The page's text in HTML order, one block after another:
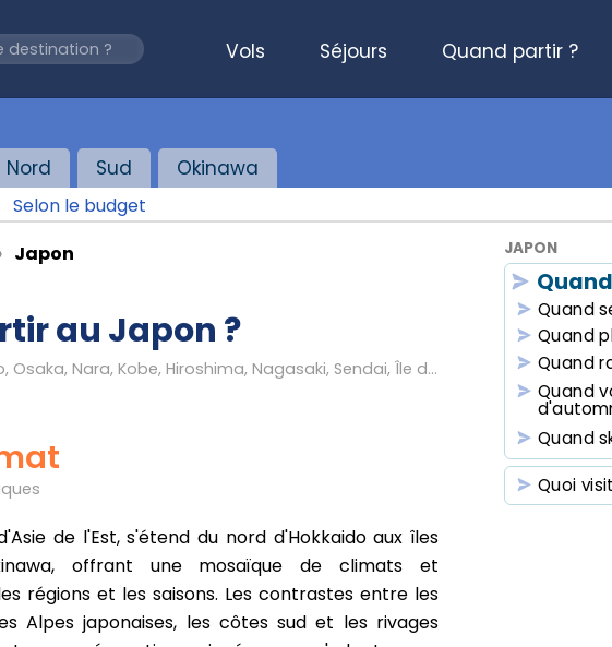
Vols Séjours Quand partir ?
Nord Sud Okinawa
Selon le budget
JAPON
Quand
Quand
Quand
Quand
Quand
Quoi
Japon
au Japon ?
Tokyo, Mont Fuji, Kyoto, Osaka, Nara, Kobe, Hiroshima, Nagasaki, Sendai, Île de Hokkaidō, Sapporo...
de l'Est, s'étend du nord d'Hokkaido aux îles
offrant une mosaïque de climats et
régions et les saisons. Les contrastes entre les
Alpes japonaises, les côtes sud et les rivages